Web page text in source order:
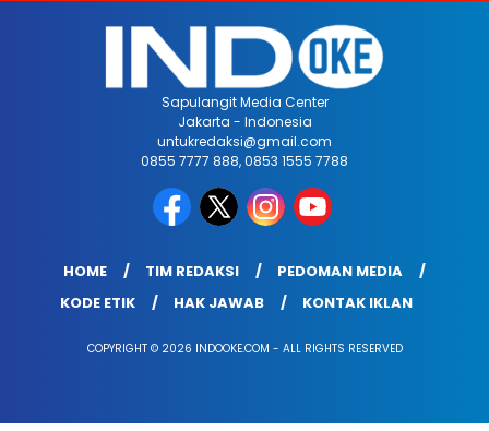
Sapulangit Media Center
Jakarta - Indonesia
untukredaksi@gmail.com
0855 7777 888, 0853 1555 7788
HOME TIM REDAKSI
PEDOMAN MEDIA
KODE ETIK
HAK JAWAB KONTAK IKLAN
COPYRIGHT © 2026 INDOOKE.COM - ALL RIGHTS RESERVED